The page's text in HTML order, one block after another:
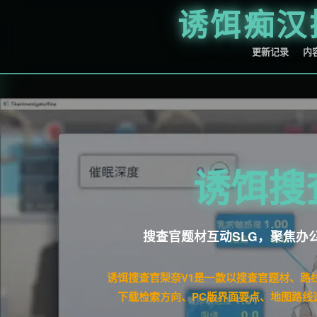
诱饵痴
更新记录 内
诱饵
搜查官题材互动SLG，聚焦办
诱饵搜查官梨奈V1是一款以搜查官题材、
下载检索方向、PC版界面要点、地图路